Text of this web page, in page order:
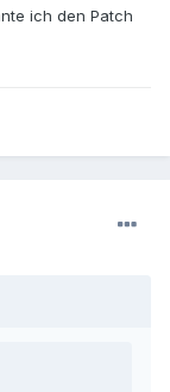
ich den Patch